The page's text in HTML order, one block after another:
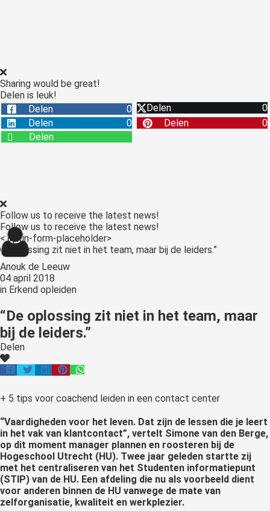
Sharing would be great!
Delen is leuk!
Delen
0 Delen
0
Delen
0 Delen
0
Delen
Follow us to receive the latest news!
Follow us to receive the latest news!
<:optin-form-placeholder>
Anouk de Leeuw
04 april 2018
in Erkend opleiden
“De oplossing zit niet in het team, maar
bij de leiders.”
Delen
+ 5 tips voor coachend leiden in een contact center
“Vaardigheden voor het leven. Dat zijn de lessen die je leert
in het vak van klantcontact”, vertelt Simone van den Berge,
op dit moment manager plannen en roosteren bij de
Hogeschool Utrecht (HU). Twee jaar geleden startte zij
met het centraliseren van het Studenten informatiepunt
(STIP) van de HU. Een afdeling die nu als voorbeeld dient
voor anderen binnen de HU vanwege de mate van
zelforganisatie, kwaliteit en werkplezier.